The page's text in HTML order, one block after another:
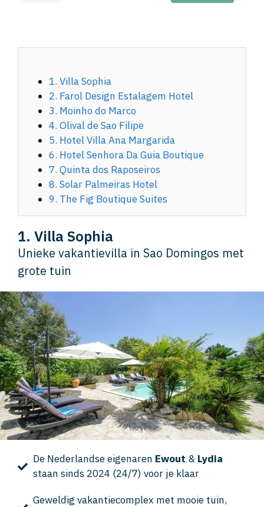
1. Villa Sophia
2. Farol Design Estalagem Hotel
3. Moinho do Marco
4. Olival de Sao Filipe
5. Hotel Villa Ana Margarida
6. Hotel Senhora Da Guia Boutique
7. Quinta dos Raposeiros
8. Solar Palmeiras Hotel
9. The Fig Boutique Suites
1. Villa Sophia
Unieke vakantievilla in Sao Domingos met
grote tuin
De Nederlandse eigenaren Ewout & Lydia
staan sinds 2024 (24/7) voor je klaar
Geweldig vakantiecomplex met mooie tuin,